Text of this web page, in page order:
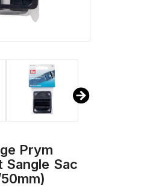
Prym
Sangle Sac